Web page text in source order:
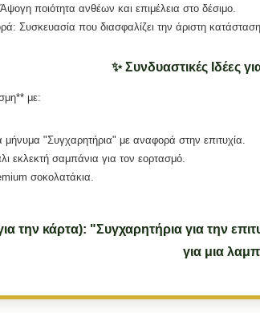
Άψογη ποιότητα ανθέων και επιμέλεια στο δέσιμο.
Συσκευασία που διασφαλίζει την άριστη
✨ Συνδυαστικές Ιδέες
με:
"Συγχαρητήρια" με αναφορά στην επιτυχία.
εκλεκτή σαμπάνια για τον εορτασμό.
σοκολατάκια.
την κάρτα): "Συγχαρητήρια για την
για μια